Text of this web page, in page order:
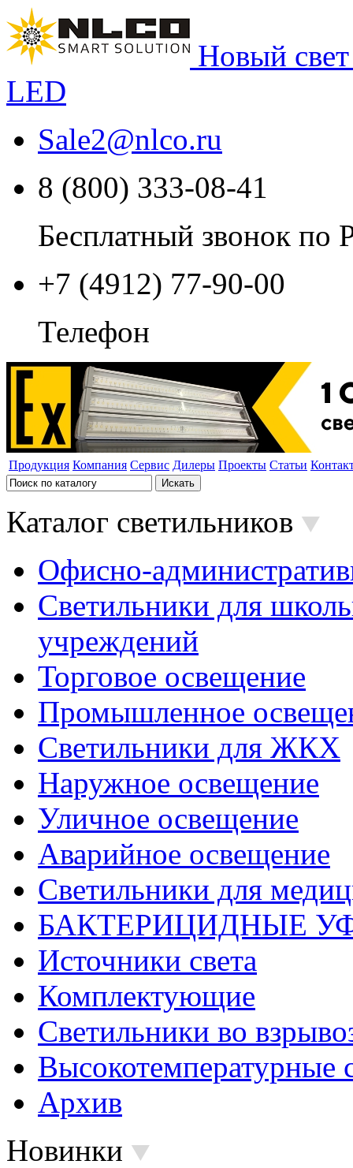
Новый
LED
Sale2@nlco.ru
8 (800) 333-08-41
Бесплатный звонок по
+7 (4912) 77-90-00
Телефон
Продукция Компания Сервис Дилеры Проекты Статьи
Каталог светильников
Офисно-
Светильники для
учреждений
Торговое освещение
Промышленное
Светильники для ЖКХ
Наружное освещение
Уличное освещение
Аварийное освещение
Светильники для
БАКТЕРИЦИДНЫЕ
Источники света
Комплектующие
Светильники во
Высокотемпературные
Архив
Новинки